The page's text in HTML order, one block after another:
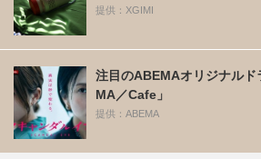
提供：XGIMI
注目のABEMAオリジナル
MA／Cafe」
提供：ABEMA